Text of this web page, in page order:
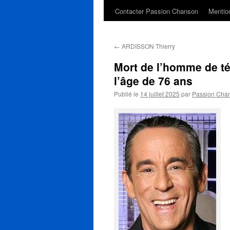
Contacter Passion Chanson
← ARDISSON Thierry
Mort de l’homme de
l’âge de 76 ans
Publié le 14 juillet 2025 par Passion